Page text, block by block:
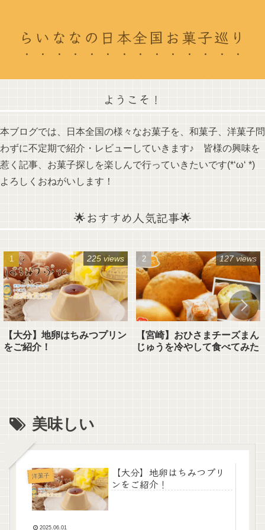
らいななの日本全国お菓子巡り
ようこそ！
本ブログでは、日本全国の様々なお菓子を、和菓子、洋菓子問
わずに不定期で紹介・レビューしていきます♪ 皆様の興味を
惹く記事、お菓子探しを楽しんで行っていきたいです(*‘ω‘ *)
よろしくおねがいします！
🌟おすすめ人気記事🌟
【大分】地卵はちみつプリン
をご紹介！
225 views
【宮崎】おひさまチーズまん
じゅうを冷やして食べてみた
127 views
美味しい
洋菓子
【大分】地卵はちみつプリ
ンをご紹介！
2025.06.01